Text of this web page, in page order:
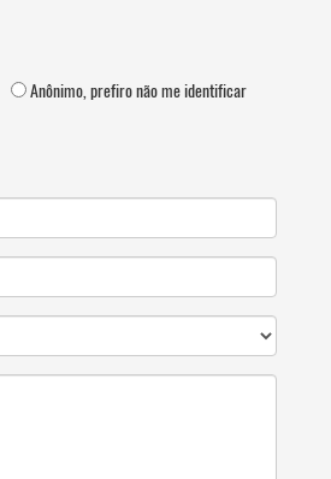
Anônimo, prefiro não me identificar